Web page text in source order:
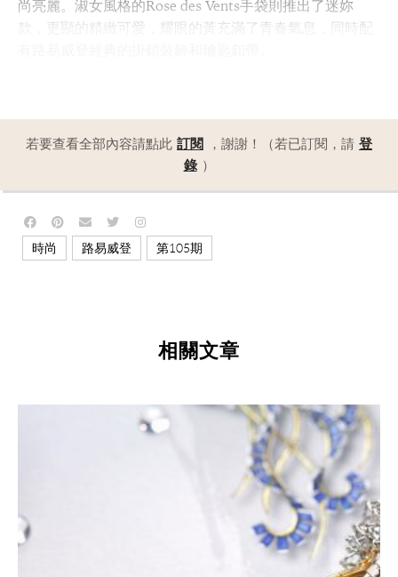
尚亮麗。淑女風格的Rose des Vents手袋則推出了迷妳
款，更顯的精緻可愛，耀眼的黃充滿了青春氣息，同時配
若要查看全部內容請點此 訂閱 ，謝謝！（若已訂閱，請 登
錄 ）
時尚 路易威登 第105期
相關文章